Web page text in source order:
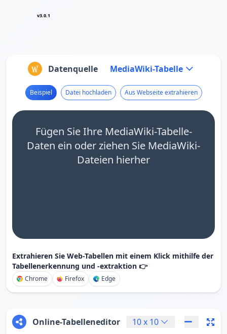
v3.0.1
Datenquelle MediaWiki-Tabelle
Beispiel Datei hochladen Aus Webseite extrahieren
Fügen Sie Ihre MediaWiki-Tabelle-
Daten ein oder ziehen Sie MediaWiki-
Dateien hierher
Extrahieren Sie Web-Tabellen mit einem Klick mithilfe der
Tabellenerkennung und -extraktion 👉
Chrome Firefox Edge
Online-Tabelleneditor 10x 10